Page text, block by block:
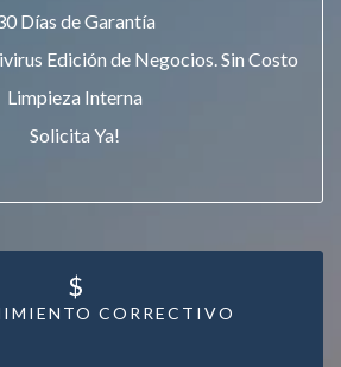
Días de Garantía
Edición de Negocios. Sin Costo
Limpieza Interna
Solicita Ya!
CORRECTIVO
$